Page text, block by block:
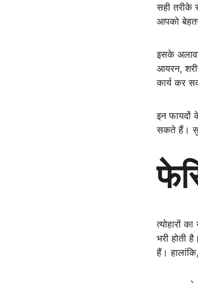
सही तरीके
आपको
इसके
आयरन,
कार्य कर
इन फायदों
सकते हैं।
त्योहारों
भरी होती
हैं।